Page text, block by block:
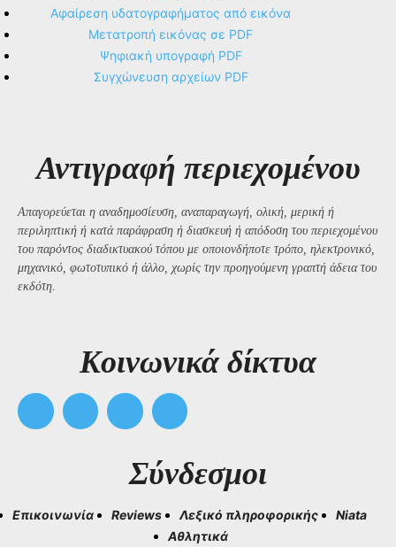
Αφαίρεση υδατογραφήματος από εικόνα
Μετατροπή εικόνας σε PDF
Ψηφιακή υπογραφή PDF
Συγχώνευση αρχείων PDF
Αντιγραφή περιεχομένου
Απαγορεύεται η αναδημοσίευση, αναπαραγωγή, ολική, μερική ή
περιληπτική ή κατά παράφραση ή διασκευή ή απόδοση του περιεχομένου
του παρόντος διαδικτυακού τόπου με οποιονδήποτε τρόπο, ηλεκτρονικό,
μηχανικό, φωτοτυπικό ή άλλο, χωρίς την προηγούμενη γραπτή άδεια του
εκδότη.
Kοινωνικά δίκτυα
Σύνδεσμοι
Επικοινωνία Reviews Λεξικό πληροφορικής
Niata
Αθλητικά